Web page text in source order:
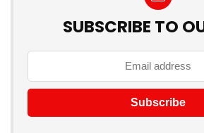
SUBSCRIBE TO